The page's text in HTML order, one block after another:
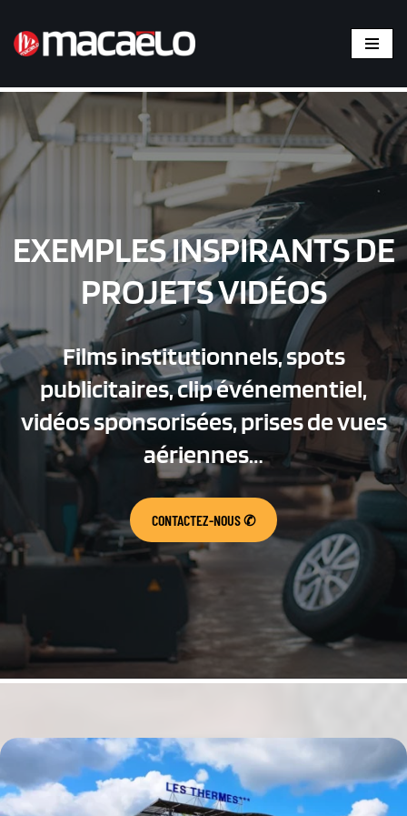
Aller
au
contenu
EXEMPLES INSPIRANTS DE
PROJETS VIDÉOS
Films institutionnels, spots
publicitaires, clip événementiel,
vidéos sponsorisées, prises de vues
aériennes…
CONTACTEZ-NOUS✆